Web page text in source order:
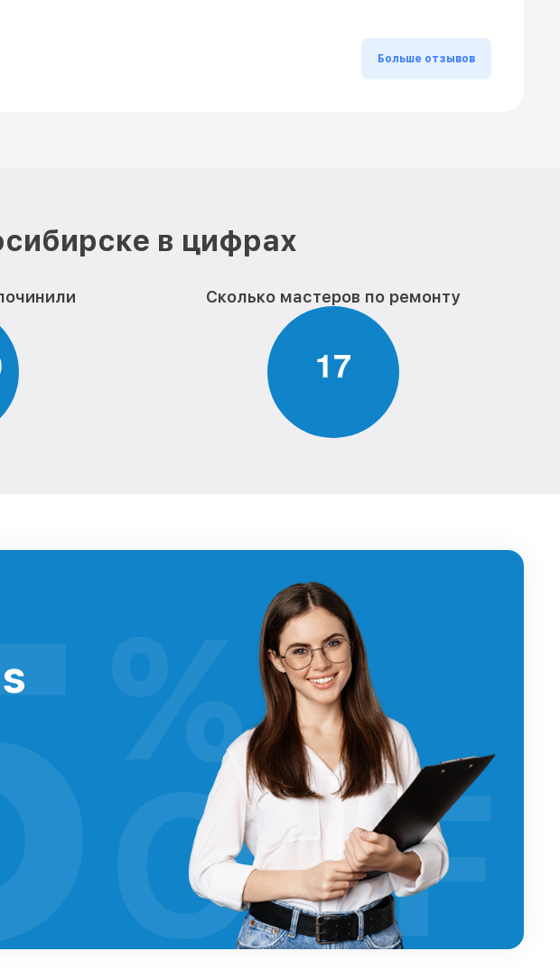
Больше отзывов
в цифрах
Сколько мастеров по ремонту
17
%
OFF